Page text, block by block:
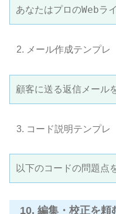
あなたはプロのWebラ
メール作成テンプレ
顧客に送る返信メール
コード説明テンプレ
以下のコードの問題点
10. 編集・校正を頼